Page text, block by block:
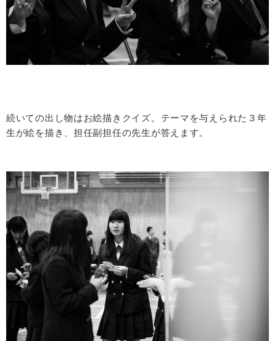
続いての出し物はお絵描きクイズ。テーマを与えられた３年
生が絵を描き、担任副担任の先生が答えます。